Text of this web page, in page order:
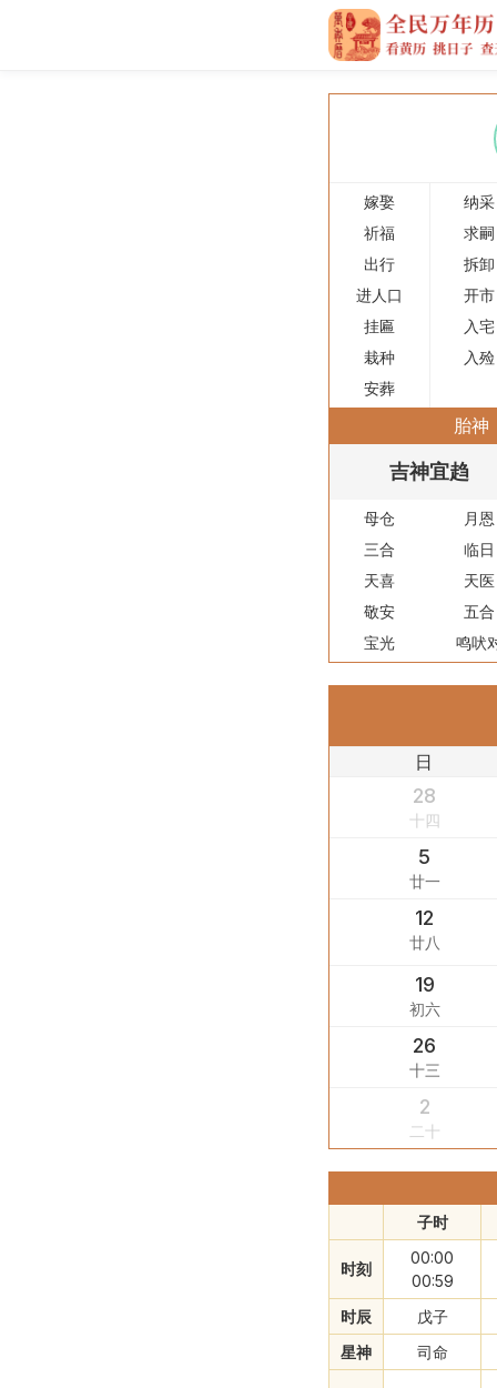
嫁娶
纳采
祈福
求嗣
出行
拆卸
进人口
开市
挂匾
入宅
栽种
入殓
安葬
胎神
吉神宜趋
母仓
月恩
三合
临日
天喜
天医
敬安
五合
宝光
鸣吠
日
28
十四
5
廿一
12
廿八
19
初六
26
十三
2
二十
子时
时刻
00:00
00:59
时辰
戊子
星神
司命